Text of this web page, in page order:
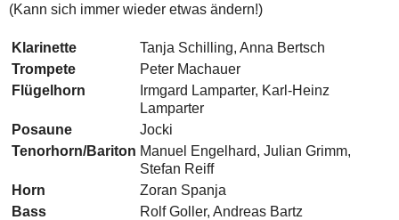
(Kann sich immer wieder etwas ändern!)
Klarinette
Tanja Schilling, Anna Bertsch
Trompete
Peter Machauer
Flügelhorn
Irmgard Lamparter, Karl-Heinz
Lamparter
Posaune
Jocki
Tenorhorn/Bariton Manuel Engelhard, Julian Grimm,
Stefan Reiff
Horn
Zoran Spanja
Bass
Rolf Goller, Andreas Bartz